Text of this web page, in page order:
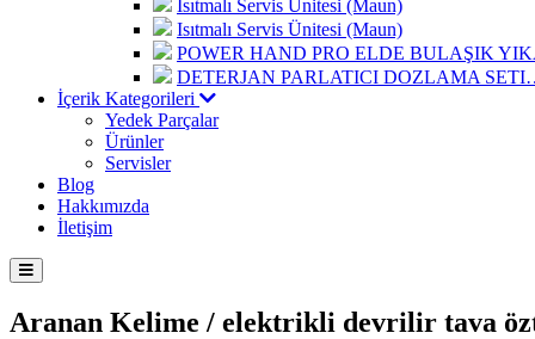
Isıtmalı Servis Ünitesi (Maun)
Isıtmalı Servis Ünitesi (Maun)
POWER HAND PRO ELDE BULAŞIK
DETERJAN PARLATICI DOZLAMA
İçerik Kategorileri
Yedek Parçalar
Ürünler
Servisler
Blog
Hakkımızda
İletişim
Aranan Kelime / elektrikli devrilir tava